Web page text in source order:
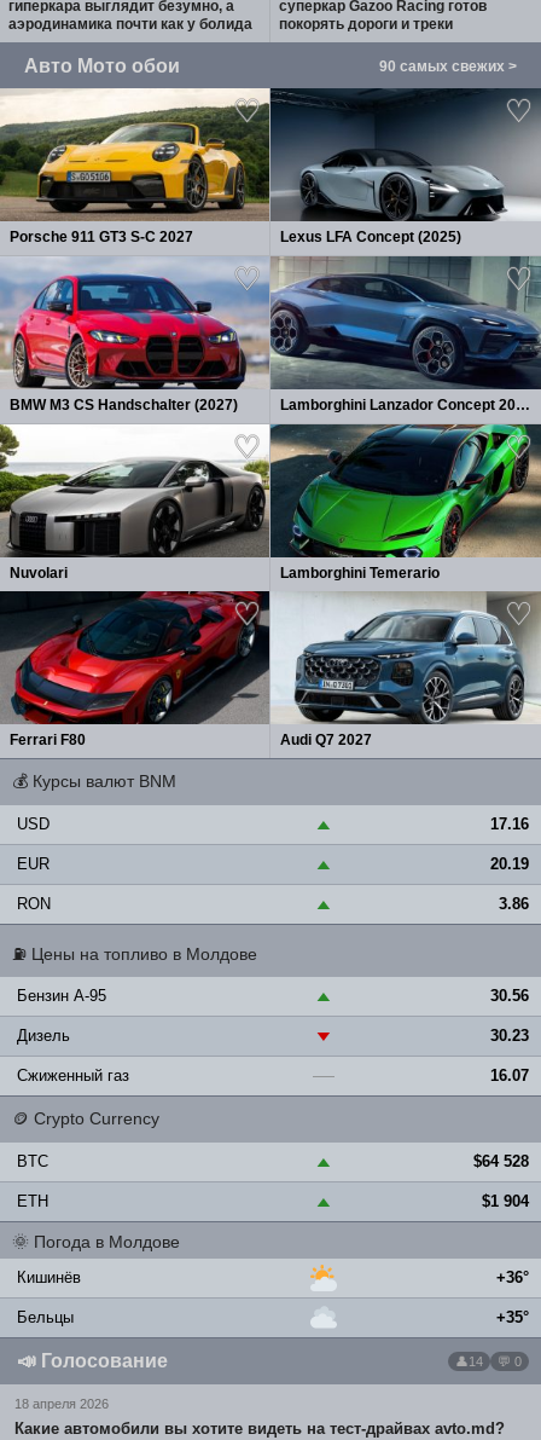
гиперкара выглядит безумно, а
аэродинамика почти как у болида
суперкар Gazoo Racing готов
покорять дороги и треки
Авто Мото обои 90 самых свежих >
Porsche 911 GT3 S-C 2027 Lexus LFA Concept (2025)
BMW M3 CS Handschalter (2027) Lamborghini Lanzador Concept 2026
Nuvolari Lamborghini Temerario
Ferrari F80 Audi Q7 2027
💰 Курсы валют BNM
USD ▲ 17.16
EUR ▲ 20.19
RON ▲ 3.86
⛽ Цены на топливо в Молдове
Бензин A-95 ▲ 30.56
Дизель ▼ 30.23
Сжиженный газ — 16.07
🪙 Crypto Currency
BTC ▲ $64 528
ETH ▲ $1 904
🌞 Погода в Молдове
Кишинёв +36°
Бельцы +35°
📣 Голосование 14 💬 0
18 апреля 2026
Какие автомобили вы хотите видеть на тест-драйвах avto.md?